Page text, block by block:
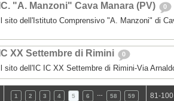
IC. "A. Manzoni" Cava Manara (PV) 0
Il sito dell'Istituto Comprensivo "A. Manzoni" di
IC XX Settembre di Rimini 0
Il sito dell'IC IC XX Settembre di Rimini-Via
1 2 3 4 5 6 58 59 81-